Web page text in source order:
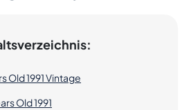
Old 1991 Vintage
Old 1991